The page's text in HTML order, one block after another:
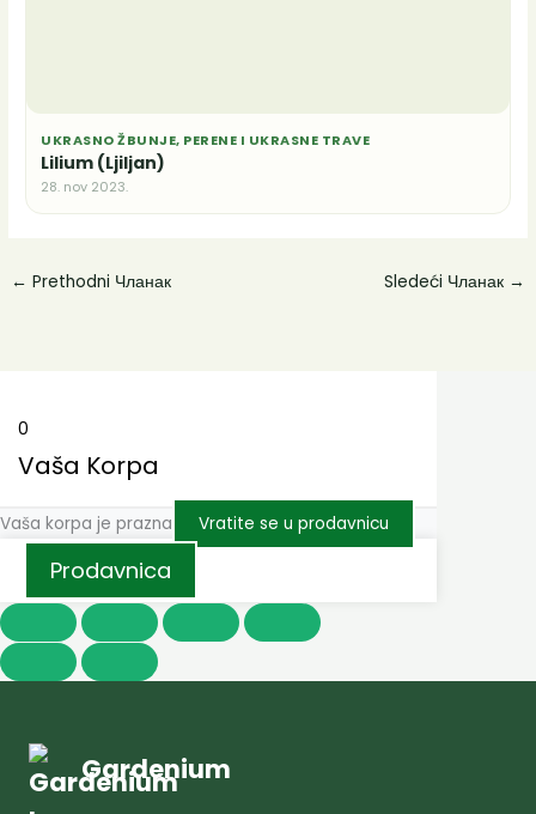
UKRASNO ŽBUNJE, PERENE I UKRASNE TRAVE
Lilium (Ljiljan)
28. nov 2023.
← Prethodni Чланак Sledeći Чланак →
0
Vaša Korpa
Vaša korpa je prazna Vratite se u prodavnicu
Prodavnica
Gardenium